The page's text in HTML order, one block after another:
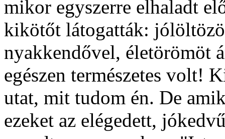
mikor egyszerre elhaladt
kikötőt látogatták:
nyakkendővel, életörömöt
egészen természetes volt!
utat, mit tudom én. De
ezeket az elégedett,